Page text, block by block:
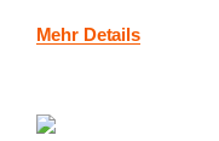
Mehr Details